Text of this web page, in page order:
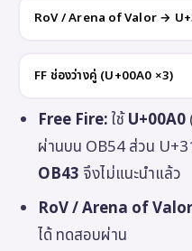
RoV / Arena of Valor →
FF ช่องว่างคู่ (U+00A0 ×3)
Free Fire:ใช้U+00A0
ผ่านบน OB54 ส่วน
OB43จึงไม่แนะนำแล้ว
RoV / Arena of
ได้ ทดสอบผ่าน